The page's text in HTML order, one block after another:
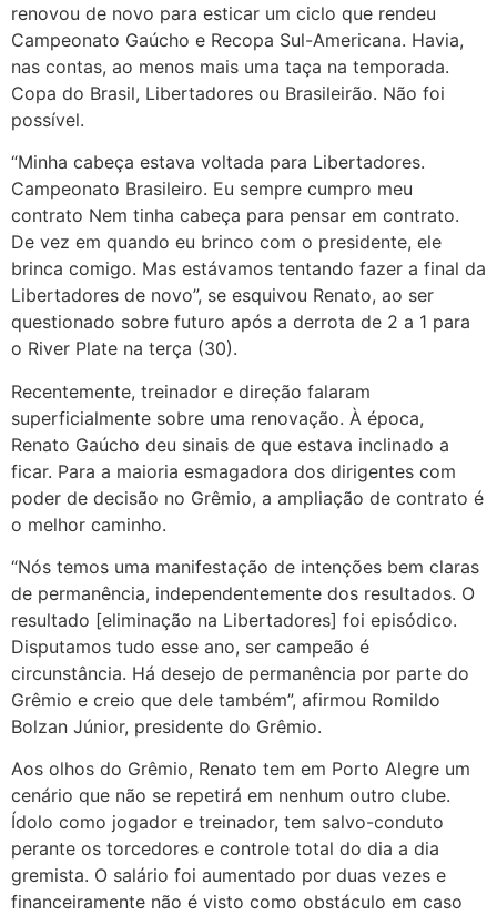
renovou de novo para esticar um ciclo que rendeu
Campeonato Gaúcho e Recopa Sul-Americana. Havia,
nas contas, ao menos mais uma taça na temporada.
Copa do Brasil, Libertadores ou Brasileirão. Não foi
possível.
“Minha cabeça estava voltada para Libertadores.
Campeonato Brasileiro. Eu sempre cumpro meu
contrato Nem tinha cabeça para pensar em contrato.
De vez em quando eu brinco com o presidente, ele
brinca comigo. Mas estávamos tentando fazer a final da
Libertadores de novo”, se esquivou Renato, ao ser
questionado sobre futuro após a derrota de 2 a 1 para
o River Plate na terça (30).
Recentemente, treinador e direção falaram
superficialmente sobre uma renovação. À época,
Renato Gaúcho deu sinais de que estava inclinado a
ficar. Para a maioria esmagadora dos dirigentes com
poder de decisão no Grêmio, a ampliação de contrato é
o melhor caminho.
“Nós temos uma manifestação de intenções bem claras
de permanência, independentemente dos resultados. O
resultado [eliminação na Libertadores] foi episódico.
Disputamos tudo esse ano, ser campeão é
circunstância. Há desejo de permanência por parte do
Grêmio e creio que dele também”, afirmou Romildo
Bolzan Júnior, presidente do Grêmio.
Aos olhos do Grêmio, Renato tem em Porto Alegre um
cenário que não se repetirá em nenhum outro clube.
Ídolo como jogador e treinador, tem salvo-conduto
perante os torcedores e controle total do dia a dia
gremista. O salário foi aumentado por duas vezes e
financeiramente não é visto como obstáculo em caso